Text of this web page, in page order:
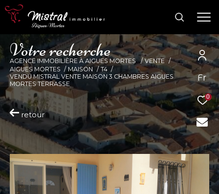
Fr
0
Votrerecherche
AGENCE IMMOBILIÈRE À AIGUES MORTES
VENTE
AIGUES MORTES
MAISON
T4
VENDU MISTRAL VENTE MAISON 3 CHAMBRES AIGUES
MORTES TERRASSE
retour